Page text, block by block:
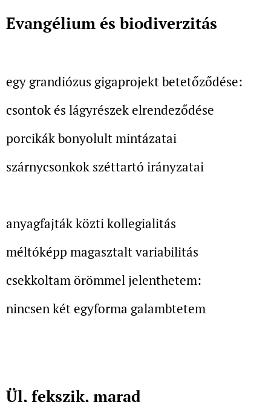
Evangélium és biodiverzitás
egy grandiózus gigaprojekt betetőződése:
csontok és lágyrészek elrendeződése
porcikák bonyolult mintázatai
szárnycsonkok széttartó irányzatai
anyagfajták köztikollegialitás
méltóképp magasztalt variabilitás
csekkoltam örömmel jelenthetem:
nincsen két egyforma galambtetem
Ül, fekszik, marad